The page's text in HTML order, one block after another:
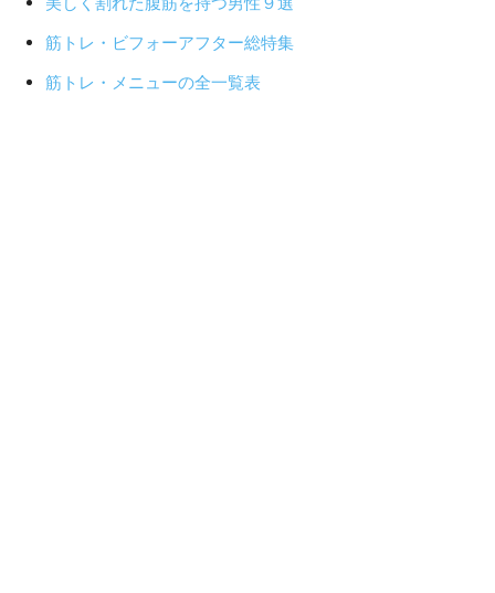
筋トレ・ビフォーアフター総特集
筋トレ・メニューの全一覧表